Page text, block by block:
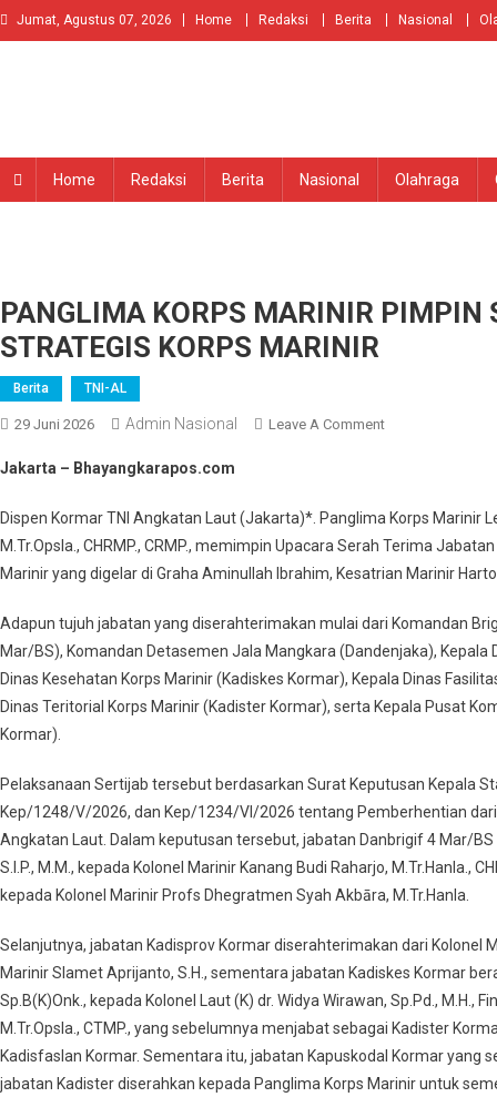
Skip
to
Jumat, Agustus 07, 2026 Home Redaksi Berita Nasional
Home Redaksi Berita Nasional Olahraga
PANGLIMA KORPS MARINIR PIMPIN
STRATEGIS KORPS MARINIR
Berita TNI-AL
29 Juni 2026 Admin Nasional Leave A CommentOn
PIMPIN
SERTIJAB
7
STRATEGIS
KORPS
MARINIR
Jakarta – Bhayangkarapos.com
Dispen Kormar TNI Angkatan Laut (Jakarta)*. Panglima Korps Marinir
M.Tr.Opsla., CHRMP., CRMP., memimpin Upacara Serah Terima
Marinir yang digelar di Graha Aminullah Ibrahim, Kesatrian Marinir
Adapun tujuh jabatan yang diserahterimakan mulai dari Komandan
Mar/BS), Komandan Detasemen Jala Mangkara (Dandenjaka), Kepala
Dinas Kesehatan Korps Marinir (Kadiskes Kormar), Kepala Dinas
Dinas Teritorial Korps Marinir (Kadister Kormar), serta Kepala Pusat
Kormar).
Pelaksanaan Sertijab tersebut berdasarkan Surat Keputusan Kepala
Kep/1248/V/2026, dan Kep/1234/VI/2026 tentang Pemberhentian
Angkatan Laut. Dalam keputusan tersebut, jabatan Danbrigif 4 Mar/
S.I.P., M.M., kepada Kolonel Marinir Kanang Budi Raharjo, M.Tr.Hanla.,
kepada Kolonel Marinir Profs Dhegratmen Syah Akbāra, M.Tr.Hanla.
Selanjutnya, jabatan Kadisprov Kormar diserahterimakan dari Kolonel
Marinir Slamet Aprijanto, S.H., sementara jabatan Kadiskes Kormar
Sp.B(K)Onk., kepada Kolonel Laut (K) dr. Widya Wirawan, Sp.Pd., M.H.,
M.Tr.Opsla., CTMP., yang sebelumnya menjabat sebagai Kadister
Kadisfaslan Kormar. Sementara itu, jabatan Kapuskodal Kormar yang
jabatan Kadister diserahkan kepada Panglima Korps Marinir untuk